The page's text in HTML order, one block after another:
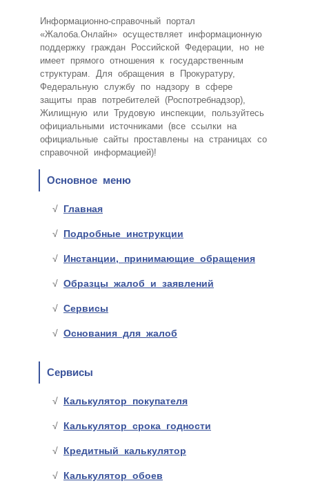
Информационно-справочный портал
«Жалоба.Онлайн» осуществляет информационную
поддержку граждан Российской Федерации, но не
имеет прямого отношения к государственным
структурам. Для обращения в Прокуратуру,
Федеральную службу по надзору в сфере
защиты прав потребителей (Роспотребнадзор),
Жилищную или Трудовую инспекции, пользуйтесь
официальными источниками (все ссылки на
официальные сайты проставлены на страницах со
справочной информацией)!
Основное меню
Главная
Подробные инструкции
Инстанции, принимающие обращения
Образцы жалоб и заявлений
Сервисы
Основания для жалоб
Сервисы
Калькулятор покупателя
Калькулятор срока годности
Кредитный калькулятор
Калькулятор обоев